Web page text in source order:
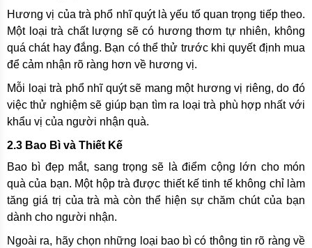
Hương vị của trà phổ nhĩ quýt là yếu tố quan trọng tiếp theo.
Một loại trà chất lượng sẽ có hương thơm tự nhiên, không
quá chát hay đắng. Bạn có thể thử trước khi quyết định mua
để cảm nhận rõ ràng hơn về hương vị.
Mỗi loại trà phổ nhĩ quýt sẽ mang một hương vị riêng, do đó
việc thử nghiệm sẽ giúp bạn tìm ra loại trà phù hợp nhất với
khẩu vị của người nhận quà.
2.3 Bao Bì và Thiết Kế
Bao bì đẹp mắt, sang trọng sẽ là điểm cộng lớn cho món
quà của bạn. Một hộp trà được thiết kế tinh tế không chỉ làm
tăng giá trị của trà mà còn thể hiện sự chăm chút của bạn
dành cho người nhận.
Ngoài ra, hãy chọn những loại bao bì có thông tin rõ ràng về